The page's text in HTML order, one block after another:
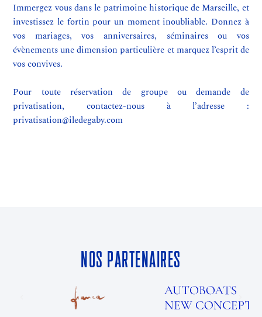
Immergez vous dans le patrimoine historique de Marseille, et
investissez le fortin pour un moment inoubliable. Donnez à
vos mariages, vos anniversaires, séminaires ou vos
évènements une dimension particulière et marquez l’esprit de
vos convives.
Pour toute réservation de groupe ou demande de
privatisation, contactez-nous à l’adresse :
privatisation@iledegaby.com
NOS PARTENAIRES